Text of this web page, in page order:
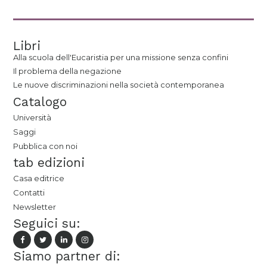
Libri
Alla scuola dell'Eucaristia per una missione senza confini
Il problema della negazione
Le nuove discriminazioni nella società contemporanea
Catalogo
Università
Saggi
Pubblica con noi
tab edizioni
Casa editrice
Contatti
Newsletter
Seguici su:
Siamo partner di: